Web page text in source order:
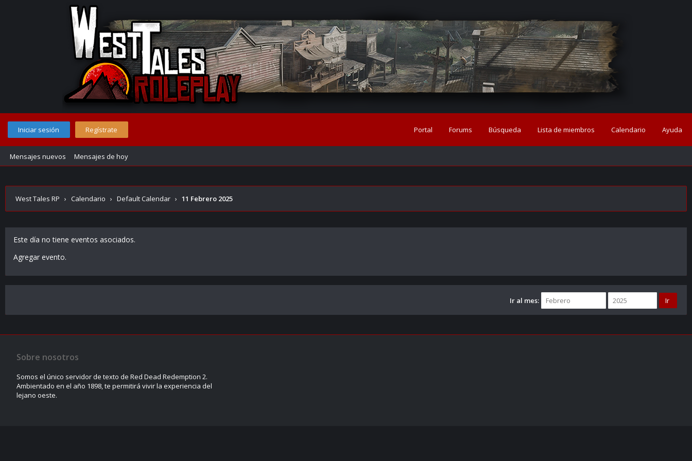
Iniciar sesión Regístrate Portal Forums Búsqueda Lista de miembros Calendario Ayuda
Mensajes nuevos Mensajes de hoy
West Tales RP › Calendario › Default Calendar › 11 Febrero 2025
Este día no tiene eventos asociados.
Agregar evento.
Ir al mes:
Sobre nosotros
Somos el único servidor de texto de Red Dead Redemption 2.
Ambientado en el año 1898, te permitirá vivir la experiencia del
lejano oeste.